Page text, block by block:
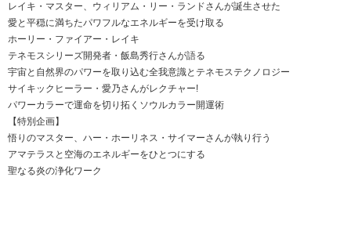
レイキ・マスター、ウィリアム・リー・ランドさんが誕生させた
愛と平穏に満ちたパワフルなエネルギーを受け取る
ホーリー・ファイアー・レイキ
テネモスシリーズ開発者・飯島秀行さんが語る
宇宙と自然界のパワーを取り込む全我意識とテネモステクノロジー
サイキックヒーラー・愛乃さんがレクチャー!
パワーカラーで運命を切り拓くソウルカラー開運術
【特別企画】
悟りのマスター、ハー・ホーリネス・サイマーさんが執り行う
アマテラスと空海のエネルギーをひとつにする
聖なる炎の浄化ワーク